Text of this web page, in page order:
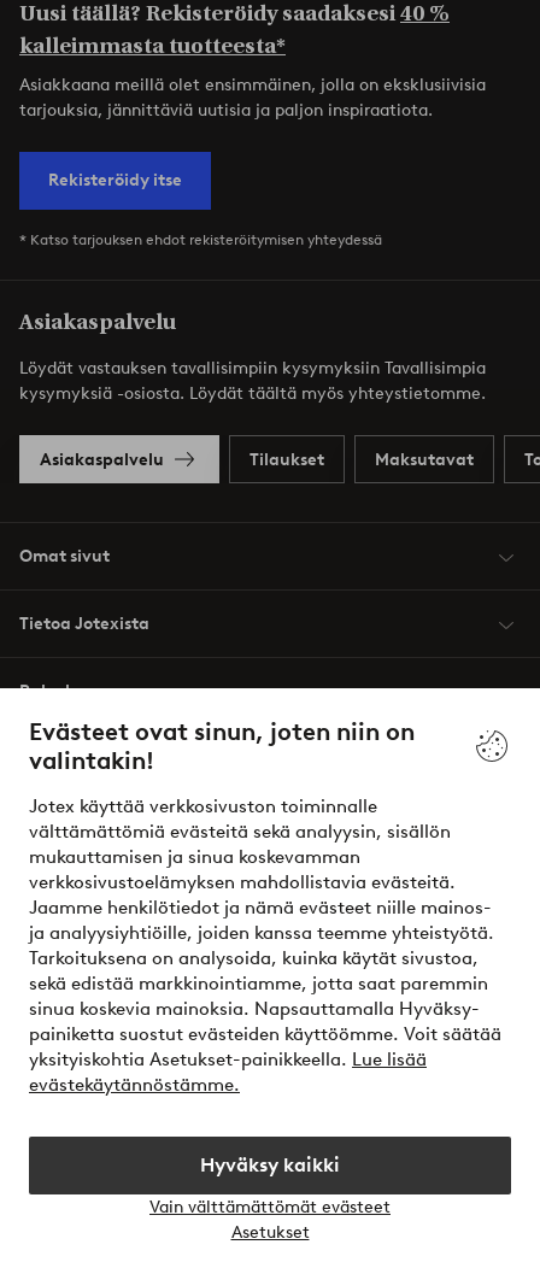
Evästeet ovat sinun, joten niin on
valintakin!
Jotex käyttää verkkosivuston toiminnalle
välttämättömiä evästeitä sekä analyysin, sisällön
mukauttamisen ja sinua koskevamman
verkkosivustoelämyksen mahdollistavia evästeitä.
Jaamme henkilötiedot ja nämä evästeet niille mainos-
ja analyysiyhtiöille, joiden kanssa teemme yhteistyötä.
Tarkoituksena on analysoida, kuinka käytät sivustoa,
sekä edistää markkinointiamme, jotta saat paremmin
sinua koskevia mainoksia. Napsauttamalla Hyväksy-
painiketta suostut evästeiden käyttöömme. Voit säätää
yksityiskohtia Asetukset-painikkeella. Lue lisää
evästekäytännöstämme.
Hyväksy kaikki
Vain välttämättömät evästeet
Asetukset
Uusi täällä? Rekisteröidy saadaksesi40 %
kalleimmasta tuotteesta*
Asiakkaana meillä olet ensimmäinen, jolla on eksklusiivisia
tarjouksia, jännittäviä uutisia ja paljon inspiraatiota.
Rekisteröidy itse
* Katso tarjouksen ehdot rekisteröitymisen yhteydessä
Asiakaspalvelu
Löydät vastauksen tavallisimpiin kysymyksiin Tavallisimpia
kysymyksiä -osiosta. Löydät täältä myös yhteystietomme.
Asiakaspalvelu Tilaukset Maksutavat
Omat sivut
Tietoa Jotexista
Palvelumme
Ehdot
Ystävät
Turvalliset maksut – maksa nyt tai erissä
Haluatko tietää lisää maksuvaihtoehdoistamme?
elpy